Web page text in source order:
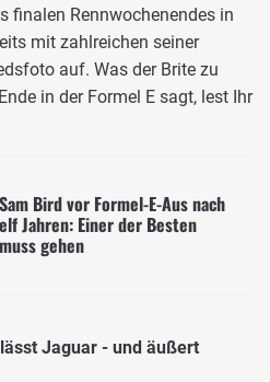
finalen Rennwochenendes in
mit zahlreichen seiner
auf. Was der Brite zu
in der Formel E sagt, lest Ihr
Sam Bird vor Formel-E-Aus nach
elf Jahren: Einer der Besten
muss gehen
Jaguar - und äußert